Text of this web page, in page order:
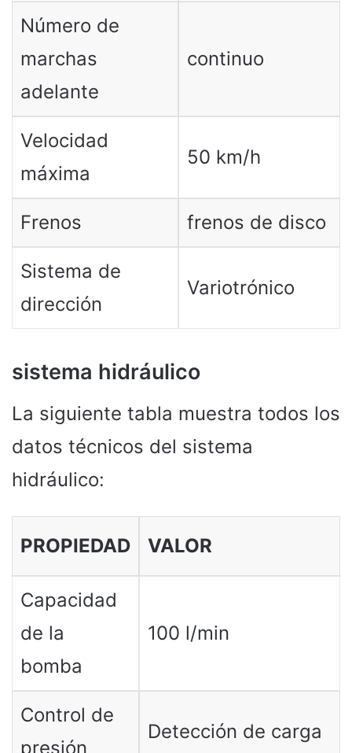
Número de
marchas
adelante
continuo
Velocidad
máxima
50 km/h
Frenos frenos de disco
Sistema de
dirección
Variotrónico
sistema hidráulico
La siguiente tabla muestra todos los
datos técnicos del sistema
hidráulico:
PROPIEDAD VALOR
Capacidad
de la
bomba
100 l/min
Control de
presión
Detección de carga